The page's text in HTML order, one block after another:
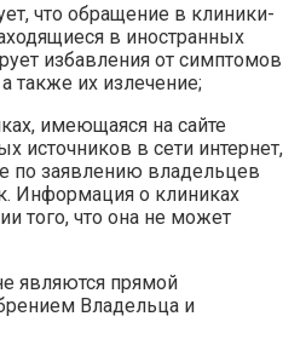
что обращение в клиники-
в иностранных
избавления от симптомов
также их излечение;
имеющаяся на сайте
источников в сети интернет,
по заявлению владельцев
Информация о клиниках
того, что она не может
являются прямой
Владельца и